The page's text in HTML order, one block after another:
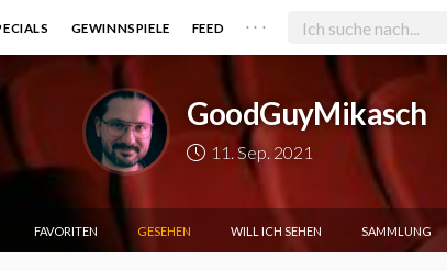
GEWINNSPIELE FEED . . .
GoodGuyMikasch
11. Sep. 2021
FAVORITEN GESEHEN WILL ICH SEHEN SAMMLUNG